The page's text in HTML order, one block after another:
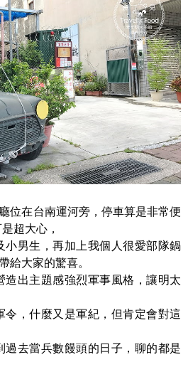
位在台南運河旁，停車算是非常便
超大心，
小男生，再加上我個人很愛部隊鍋
給大家的驚喜。
造出主題感強烈軍事風格，讓明太
令，什麼又是軍紀，但肯定會對這
過去當兵數饅頭的日子，聊的都是